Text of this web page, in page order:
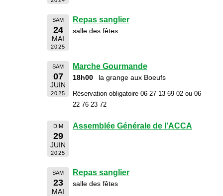
SAM
24
MAI
2025
Repas sanglier
salle des fêtes
SAM
07
JUIN
2025
Marche Gourmande
18h00 la grange aux Boeufs
Réservation obligatoire 06 27 13 69 02 ou 06
22 76 23 72
DIM
29
JUIN
2025
Assemblée Générale de l'ACCA
SAM
23
MAI
Repas sanglier
salle des fêtes